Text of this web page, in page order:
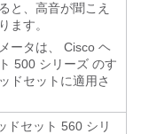
と、高音が聞こえ
ます。
ータは、
Cisco ヘ
500 シリーズ のす
ドセットに適用さ
ドセット 560 シリ